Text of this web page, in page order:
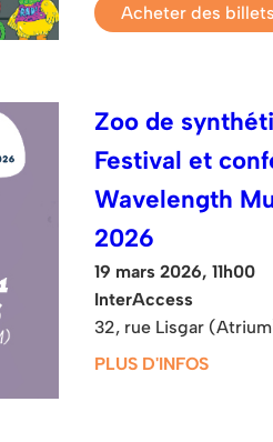
Acheter des billets
Zoo de
Festival et
Wavelength
2026
19 mars 2026, 11h00
InterAccess
32, rue Lisgar
PLUS D'INFOS